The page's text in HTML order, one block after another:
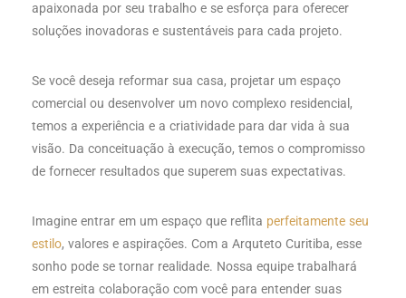
apaixonada por seu trabalho e se esforça para oferecer
soluções inovadoras e sustentáveis para cada projeto.
Se você deseja reformar sua casa, projetar um espaço
comercial ou desenvolver um novo complexo residencial,
temos a experiência e a criatividade para dar vida à sua
visão. Da conceituação à execução, temos o compromisso
de fornecer resultados que superem suas expectativas.
Imagine entrar em um espaço que reflita perfeitamente seu
estilo, valores e aspirações. Com a Arquteto Curitiba, esse
sonho pode se tornar realidade. Nossa equipe trabalhará
em estreita colaboração com você para entender suas